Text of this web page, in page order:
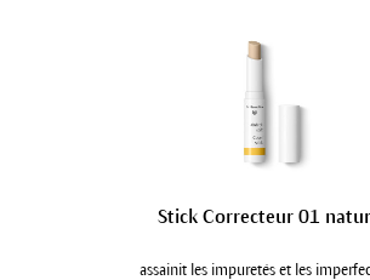
Stick Correcteur 01
assainit les impuretés et les